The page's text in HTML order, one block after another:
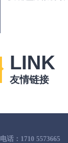
LINK
友情链接
电话：1710 5573665